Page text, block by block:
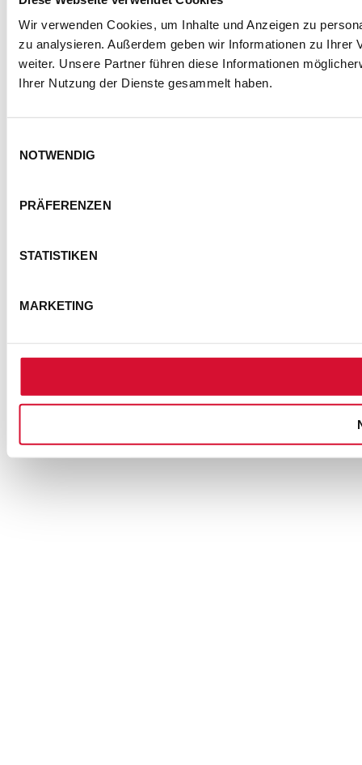
Wir verwenden Cookies, um Inhalte und Anzeigen zu
zu analysieren. Außerdem geben wir Informationen zu Ihrer
weiter. Unsere Partner führen diese Informationen
Ihrer Nutzung der Dienste gesammelt haben.
NOTWENDIG
PRÄFERENZEN
STATISTIKEN
MARKETING